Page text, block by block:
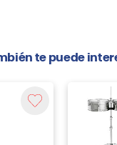
te puede